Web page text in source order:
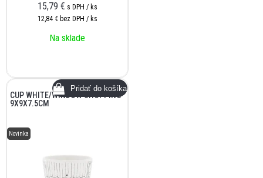
15,79 € s DPH / ks
12,84 € bez DPH / ks
Na sklade
CUP WHITE/WINDOW SHOPPING
9X9X7.5CM
Novinka